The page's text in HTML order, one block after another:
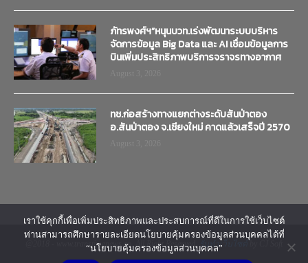
ภัทรพงศ์ฯ”หนุนบวท.เร่งพัฒนาระบบบริหาร
จัดการข้อมูล Big Data และ AI เชื่อมข้อมูลการ
บินเพิ่มประสิทธิภาพบริการจราจรทางอากาศ
ทช.ก่อสร้างทางแยกต่างระดับสันป่าตอง
อ.สันป่าตอง จ.เชียงใหม่ คาดแล้วเสร็จปี 2570
@2018 - www.transtimenews.co. All Right Reserved. รับทำเว็บไซต์
เราใช้คุกกี้เพื่อเพิ่มประสิทธิภาพและประสบการณ์ที่ดีในการใช้เว็บไซต์
ท่านสามารถศึกษารายละเอียดนโยบายคุ้มครองข้อมูลส่วนบุคคลได้ที่
“นโยบายคุ้มครองข้อมูลส่วนบุคคล”